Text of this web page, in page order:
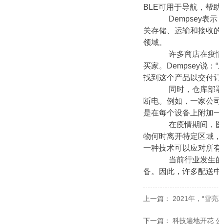
BLE可用于导航，帮
Dempsey表示，
关存储、运输和接收
领域。
许多商店在疫情
买家。Dempsey说：
找到这个产品以交付
同时，仓库部署
断电。例如，一家公
是在每个设备上附加
在疫情期间，医
物何时离开特定区域
一种技术可以应对所
当前行业发生的
备。因此，许多配送
上一篇： 2021年，“雪
下一篇： 科技遍地开花